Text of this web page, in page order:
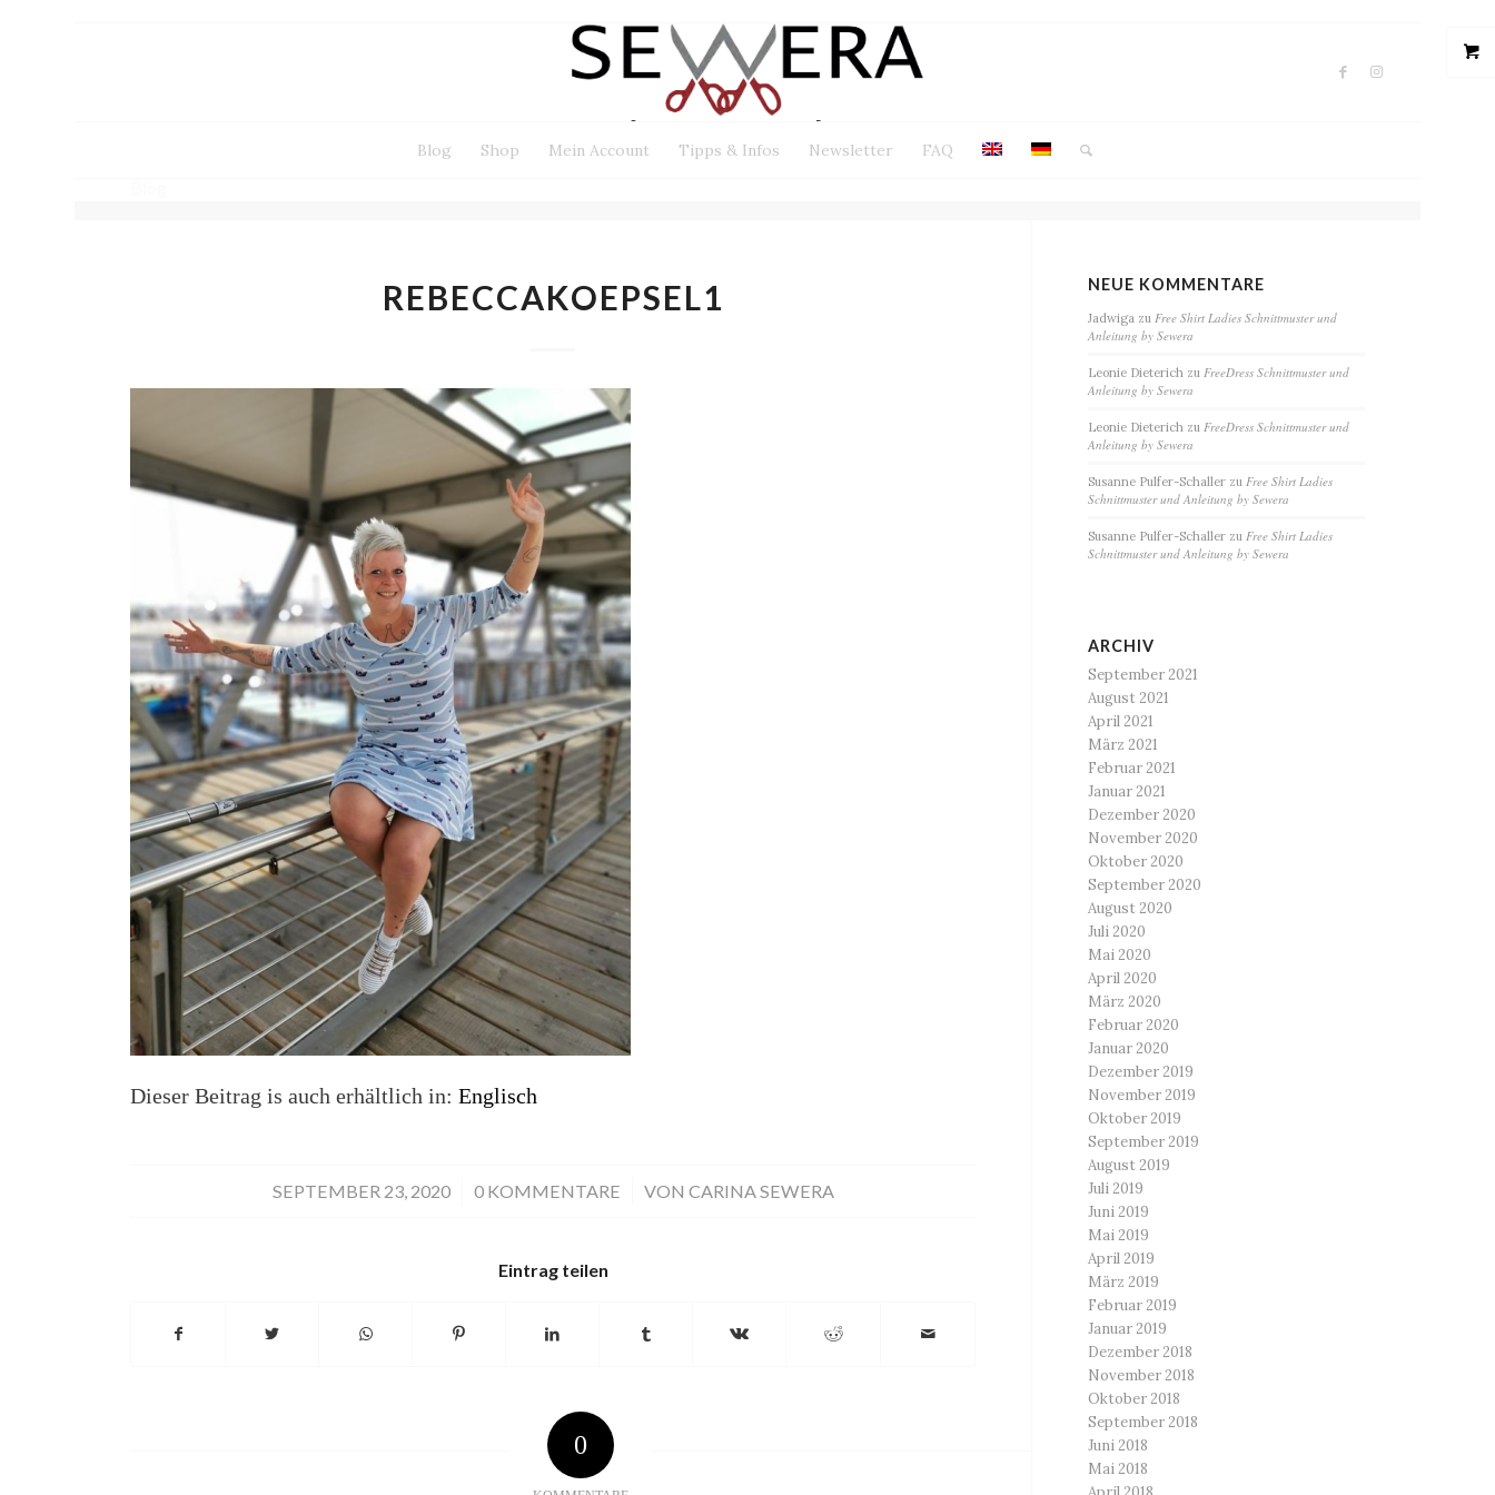
Blog Shop Mein Account Tipps & Infos Newsletter FAQ
REBECCAKOEPSEL1
Dieser Beitrag is auch erhältlich in:Englisch
SEPTEMBER 23, 2020
/ 0 KOMMENTARE
/ VON CARINA SEWERA
Eintrag teilen
0
NEUE KOMMENTARE
Jadwiga zuFree Shirt Ladies Schnittmuster und
Anleitung by Sewera
Leonie Dieterich zuFreeDress Schnittmuster und
Anleitung by Sewera
Leonie Dieterich zuFreeDress Schnittmuster und
Anleitung by Sewera
Susanne Pulfer-Schaller zuFree Shirt Ladies
Schnittmuster und Anleitung by Sewera
Susanne Pulfer-Schaller zuFree Shirt Ladies
Schnittmuster und Anleitung by Sewera
ARCHIV
September 2021
August 2021
April 2021
März 2021
Februar 2021
Januar 2021
Dezember 2020
November 2020
Oktober 2020
September 2020
August 2020
Juli 2020
Mai 2020
April 2020
März 2020
Februar 2020
Januar 2020
Dezember 2019
November 2019
Oktober 2019
September 2019
August 2019
Juli 2019
Juni 2019
Mai 2019
April 2019
März 2019
Februar 2019
Januar 2019
Dezember 2018
November 2018
Oktober 2018
September 2018
Juni 2018
Mai 2018